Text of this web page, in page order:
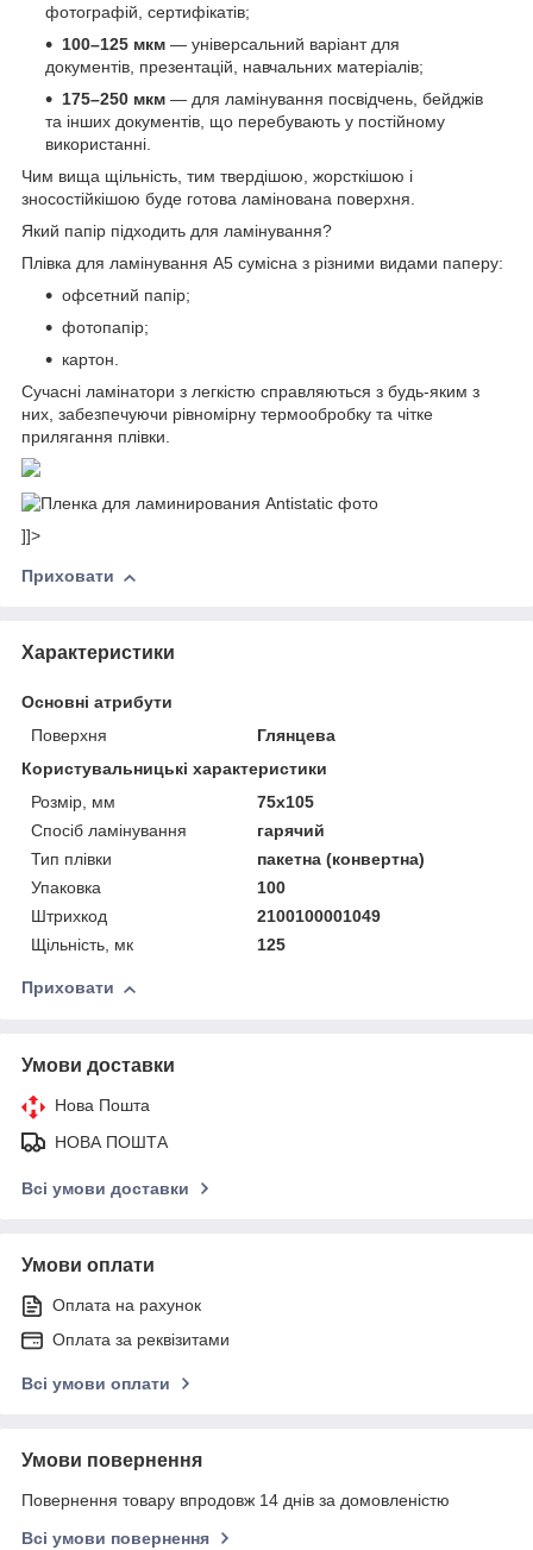
фотографій, сертифікатів;
100–125 мкм — універсальний варіант для
документів, презентацій, навчальних матеріалів;
175–250 мкм — для ламінування посвідчень, бейджів
та інших документів, що перебувають у постійному
використанні.
Чим вища щільність, тим твердішою, жорсткішою і
зносостійкішою буде готова ламінована поверхня.
Який папір підходить для ламінування?
Плівка для ламінування А5 сумісна з різними видами паперу:
офсетний папір;
фотопапір;
картон.
Сучасні ламінатори з легкістю справляються з будь-яким з
них, забезпечуючи рівномірну термообробку та чітке
прилягання плівки.
]]>
Приховати
Характеристики
Основні атрибути
Поверхня
Глянцева
Користувальницькі характеристики
Розмір, мм
75x105
Спосіб ламінування
гарячий
Тип плівки
пакетна (конвертна)
Упаковка
100
Штрихкод
2100100001049
Щільність, мк
125
Приховати
Умови доставки
Нова Пошта
НОВА ПОШТА
Всі умови доставки
Умови оплати
Оплата на рахунок
Оплата за реквізитами
Всі умови оплати
Умови повернення
Повернення товару впродовж 14 днів за домовленістю
Всі умови повернення